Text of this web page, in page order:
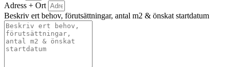
Adress + Ort
Beskriv ert behov, förutsättningar, antal m2 & önskat startdatum